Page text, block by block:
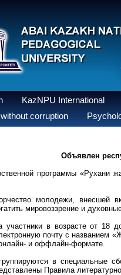
KazNPU International
corruption
Объявлен
программы «Рухани
молодежи, внесшей
мировоззрение и
участники в возрасте от
почту с
и оффлайн-формате.
в специальные
Правила